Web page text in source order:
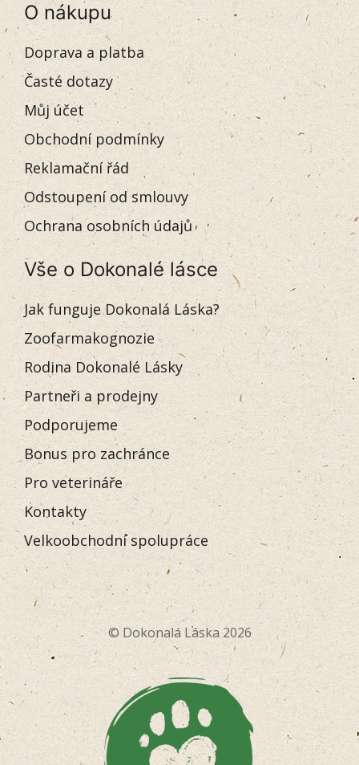
O nákupu
Doprava a platba
Časté dotazy
Můj účet
Obchodní podmínky
Reklamační řád
Odstoupení od smlouvy
Ochrana osobních údajů
Vše o Dokonalé lásce
Jak funguje Dokonalá Láska?
Zoofarmakognozie
Rodina Dokonalé Lásky
Partneři a prodejny
Podporujeme
Bonus pro zachránce
Pro veterináře
Kontakty
Velkoobchodní spolupráce
© Dokonalá Láska 2026